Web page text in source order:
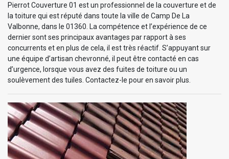
Pierrot Couverture 01 est un professionnel de la couverture et de
la toiture qui est réputé dans toute la ville de Camp De La
Valbonne, dans le 01360. La compétence et l’expérience de ce
dernier sont ses principaux avantages par rapport à ses
concurrents et en plus de cela, il est très réactif. S’appuyant sur
une équipe d’artisan chevronné, il peut être contacté en cas
d’urgence, lorsque vous avez des fuites de toiture ou un
soulèvement des tuiles. Contactez-le pour en savoir plus.